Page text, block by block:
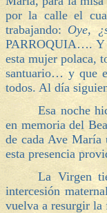
por la calle el
trabajando: Oye,
PARROQUIA…. Y
esta mujer polaca,
santuario… y que
todos. Al día
Esa noche
en memoria del
de cada Ave
esta presencia
La Virgen
intercesión
vuelva a resurgir la